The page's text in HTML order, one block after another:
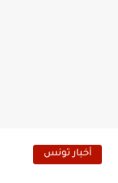
أخبار تونس